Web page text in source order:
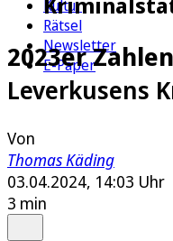
Kultur
Rätsel
Newsletter
E-Paper
2023er Zahlen
Leverkusens
Von
Thomas Käding
03.04.2024, 14:03 Uhr
3 min